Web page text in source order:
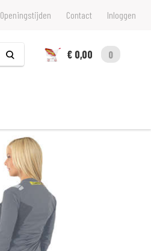
Openingstijden Contact Inloggen
€ 0,00
0